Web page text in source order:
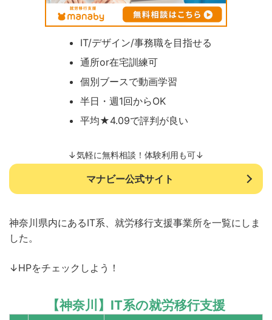
IT/デザイン/事務職を目指せる
通所or在宅訓練可
個別ブースで動画学習
半日・週1回からOK
平均★4.09で評判が良い
↓気軽に無料相談！体験利用も可↓
マナビー公式サイト
神奈川県内にあるIT系、就労移行支援事業所を一覧にしま
した。
↓HPをチェックしよう！
【神奈川】IT系の就労移行支援